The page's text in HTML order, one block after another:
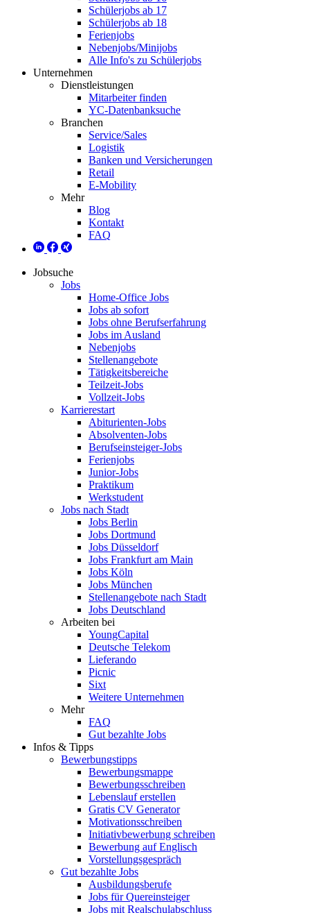
Schülerjobs ab 17
Schülerjobs ab 18
Ferienjobs
Nebenjobs/Minijobs
Alle Info's zu Schülerjobs
Unternehmen
Dienstleistungen
Mitarbeiter finden
YC-Datenbanksuche
Branchen
Service/Sales
Logistik
Banken und Versicherungen
Retail
E-Mobility
Mehr
Blog
Kontakt
FAQ
Jobsuche
Jobs
Home-Office Jobs
Jobs ab sofort
Jobs ohne Berufserfahrung
Jobs im Ausland
Nebenjobs
Stellenangebote
Tätigkeitsbereiche
Teilzeit-Jobs
Vollzeit-Jobs
Karrierestart
Abiturienten-Jobs
Absolventen-Jobs
Berufseinsteiger-Jobs
Ferienjobs
Junior-Jobs
Praktikum
Werkstudent
Jobs nach Stadt
Jobs Berlin
Jobs Dortmund
Jobs Düsseldorf
Jobs Frankfurt am Main
Jobs Köln
Jobs München
Stellenangebote nach Stadt
Jobs Deutschland
Arbeiten bei
YoungCapital
Deutsche Telekom
Lieferando
Picnic
Sixt
Weitere Unternehmen
Mehr
FAQ
Gut bezahlte Jobs
Infos & Tipps
Bewerbungstipps
Bewerbungsmappe
Bewerbungsschreiben
Lebenslauf erstellen
Gratis CV Generator
Motivationsschreiben
Initiativbewerbung schreiben
Bewerbung auf Englisch
Vorstellungsgespräch
Gut bezahlte Jobs
Ausbildungsberufe
Jobs für Quereinsteiger
Jobs mit Realschulabschluss